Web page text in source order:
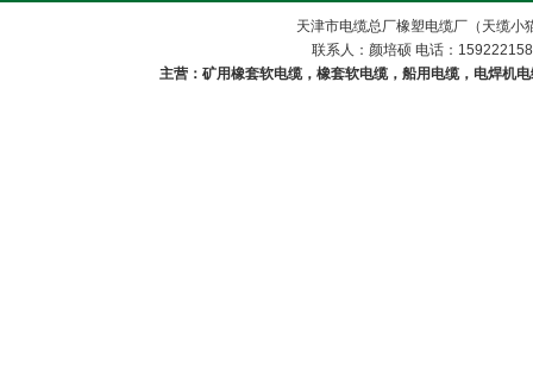
天津市电缆总厂橡塑电缆厂（天缆
联系人：颜培硕 电话：
主营：矿用橡套软电缆，橡套软电缆，船用电缆，电焊机